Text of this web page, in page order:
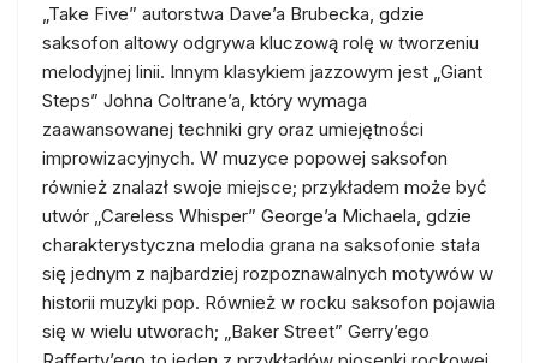
„Take Five” autorstwa Dave’a Brubecka, gdzie
saksofon altowy odgrywa kluczową rolę w tworzeniu
melodyjnej linii. Innym klasykiem jazzowym jest „Giant
Steps” Johna Coltrane’a, który wymaga
zaawansowanej techniki gry oraz umiejętności
improwizacyjnych. W muzyce popowej saksofon
również znalazł swoje miejsce; przykładem może być
utwór „Careless Whisper” George’a Michaela, gdzie
charakterystyczna melodia grana na saksofonie stała
się jednym z najbardziej rozpoznawalnych motywów w
historii muzyki pop. Również w rocku saksofon pojawia
się w wielu utworach; „Baker Street” Gerry’ego